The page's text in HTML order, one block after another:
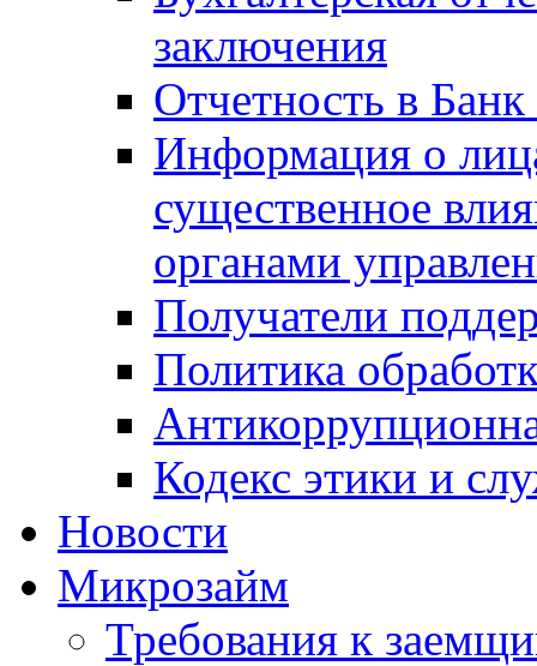
заключения
Отчетность в
Информация о
существенное
органами
Получатели
Политика
Кодекс этики и
Новости
Микрозайм
Требования к